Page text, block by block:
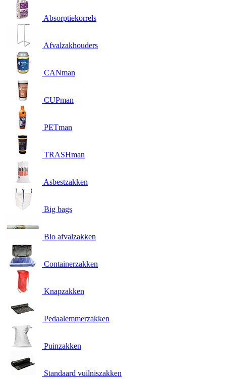
Absorptiekorrels
Afvalzakhouders
CANman
CUPman
PETman
TRASHman
Asbestzakken
Big bags
Bio afvalzakken
Containerzakken
Knapzakken
Pedaalemmerzakken
Puinzakken
Standaard vuilniszakken